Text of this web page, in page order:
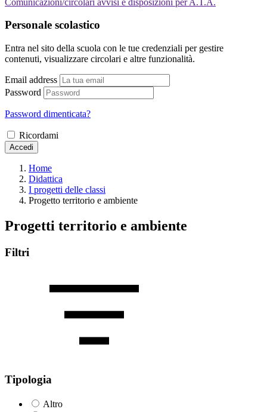
Personale scolastico
Entra nel sito della scuola con le tue credenziali per gestire
contenuti, visualizzare circolari e altre funzionalità.
Email address
Password
Password dimenticata?
Ricordami
Accedi
Home
Didattica
I progetti delle classi
Progetto territorio e ambiente
Progetti territorio e ambiente
Filtri
Tipologia
Altro